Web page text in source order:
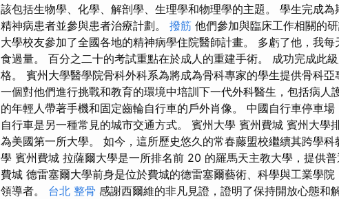
該包括生物學、化學、解剖學、生理學和物理學的主題。 學生完成
精神病患者並參與患者治療計劃。 撥筋 他們參加與臨床工作相關的
大學校友參加了全國各地的精神病學住院醫師計畫。 多虧了他，我
食過量。 百分之二十的考試重點在於成人的重建手術。 成功完成此
格。 賓州大學醫學院骨科外科系為將成為骨科專家的學生提供骨科亞
一個對他們進行挑戰和教育的環境中培訓下一代外科醫生，包括病人
的年輕人帶著手機和固定齒輪自行車的戶外肖像。 中國自行車停車場
自行車是另一種常見的城市交通方式。 賓州大學 賓州費城 賓州大學
為美國第一所大學。 如今，這所歷史悠久的常春藤盟校繼續其跨學
學 賓州費城 拉薩爾大學是一所排名前 20 的羅馬天主教大學，提供
費城 德雷塞爾大學前身是位於費城的德雷塞爾藝術、科學與工業學
領導者。 台北 整骨 感謝西爾維的非凡見證，證明了保持開放心態和